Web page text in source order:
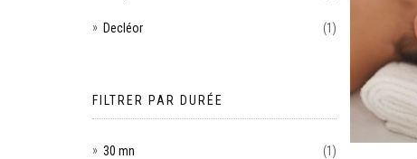
Decléor (1)
FILTRER PAR DURÉE
30 mn (1)